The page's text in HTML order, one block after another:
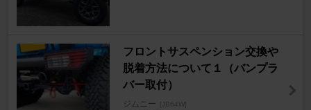
フロントサスペンション交換や
脱着方法について１（バンプラ
バー取付）
ジムニー [JB64W]